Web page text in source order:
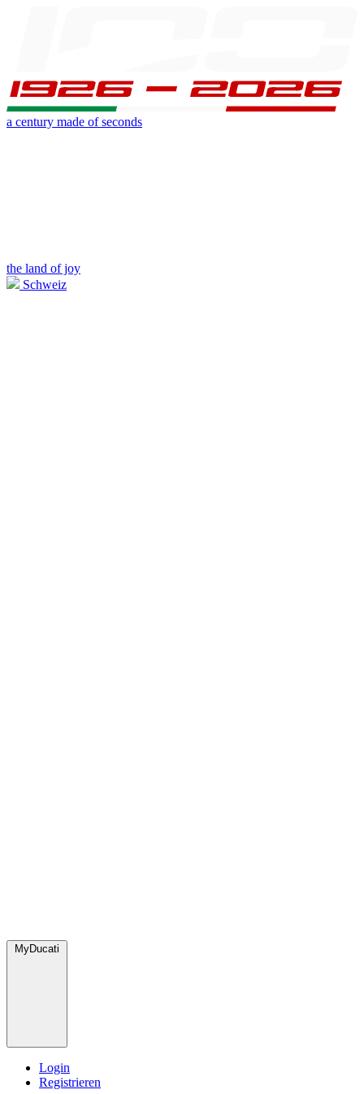
a century made of seconds
the land of joy
Schweiz
MyDucati
Login
Registrieren